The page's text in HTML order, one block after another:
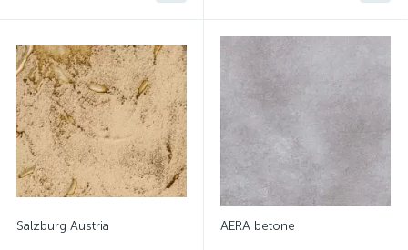
Salzburg Austria AERA betone